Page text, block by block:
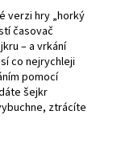
verzi hry „horký
časovač
– a vrkání
co nejrychleji
pomocí
šejkr
ztrácíte